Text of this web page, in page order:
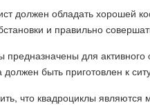
должен обладать хорошей
и правильно
предназначены для
должен быть приготовлен к
что квадроциклы